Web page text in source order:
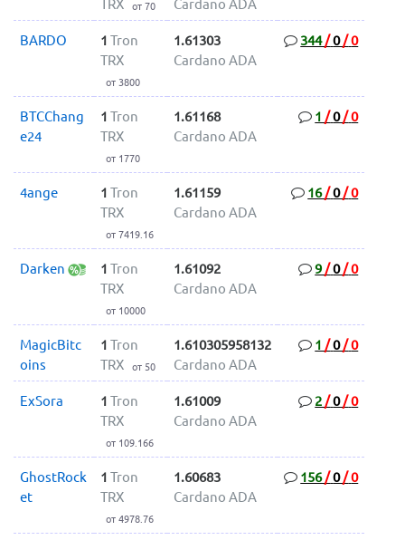
TRX от 70 Cardano ADA
BARDO 1 Tron
TRX
от 3800
1.61303
Cardano ADA
344/0/0
BTCChang
e24
1 Tron
TRX
от 1770
1.61168
Cardano ADA
1 /0/0
4ange 1 Tron
TRX
от 7419.16
1.61159
Cardano ADA
16/0/0
Darken 1 Tron
TRX
от 10000
1.61092
Cardano ADA
9 /0/0
MagicBitc
oins
1 Tron
TRX
от 50
1.610305958132
Cardano ADA
1 /0/0
ExSora 1 Tron
TRX
от 109.166
1.61009
Cardano ADA
2 /0/0
GhostRock
et
1 Tron
TRX
от 4978.76
1.60683
Cardano ADA
156/0/0